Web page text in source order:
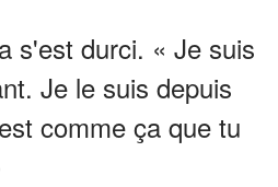
s'est durci. « Je suis
Je le suis depuis
comme ça que tu